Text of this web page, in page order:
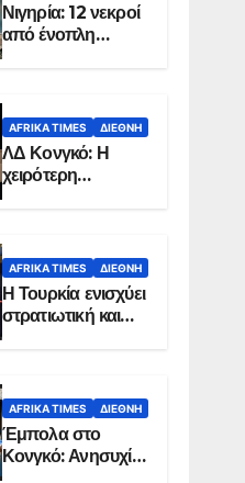
Νιγηρία: 12 νεκροί
από ένοπλη
επίθεση σε χωριό
AFRIKA TIMES ΔΙΕΘΝΉ
ΛΔ Κονγκό: Η
χειρότερη
επιδημία Έμπολα
χώρας
AFRIKA TIMES ΔΙΕΘΝΉ
Η Τουρκία ενισχύει
στρατιωτική και
ενεργειακή
Σομαλία
AFRIKA TIMES ΔΙΕΘΝΉ
Έμπολα στο
Κονγκό: Ανησυχία
για τη μεγάλη